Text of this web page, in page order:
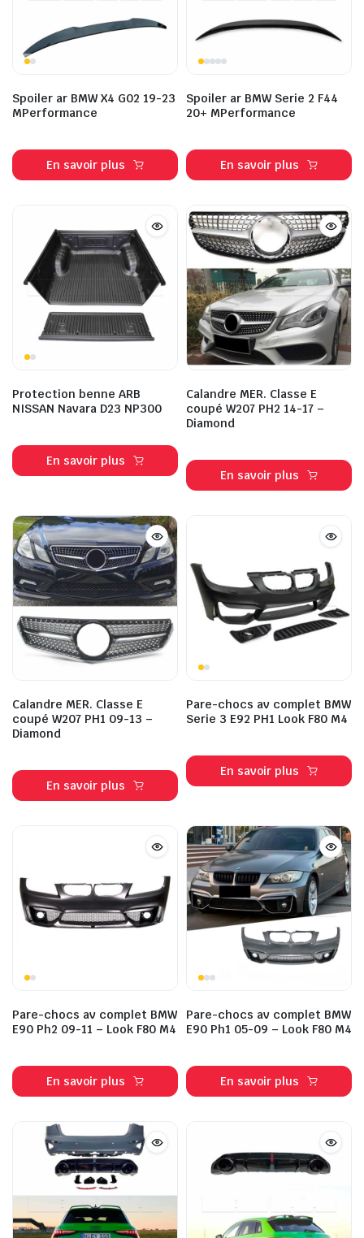
Spoiler ar BMW X4 G02 19-23
MPerformance
En savoir plus
Spoiler ar BMW Serie 2 F44
20+ MPerformance
En savoir plus
Protection benne ARB
NISSAN Navara D23 NP300
En savoir plus
Calandre MER. Classe E
coupé W207 PH2 14-17 –
Diamond
En savoir plus
Calandre MER. Classe E
coupé W207 PH1 09-13 –
Diamond
En savoir plus
Pare-chocs av complet BMW
Serie 3 E92 PH1 Look F80 M4
En savoir plus
Pare-chocs av complet BMW
E90 Ph2 09-11 – Look F80 M4
En savoir plus
Pare-chocs av complet BMW
E90 Ph1 05-09 – Look F80 M4
En savoir plus